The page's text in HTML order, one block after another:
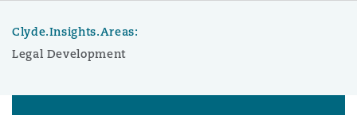
Clyde.Insights.Areas:
Legal Development